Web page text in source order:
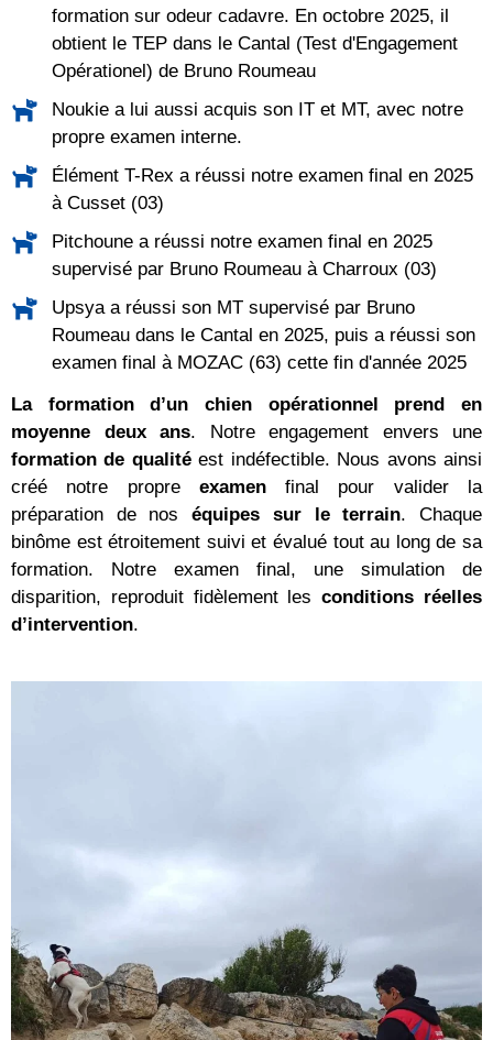
formation sur odeur cadavre. En octobre 2025, il
obtient le TEP dans le Cantal (Test d'Engagement
Opérationel) de Bruno Roumeau
Noukie a lui aussi acquis son IT et MT, avec notre
propre examen interne.
Élément T-Rex a réussi notre examen final en 2025
à Cusset (03)
Pitchoune a réussi notre examen final en 2025
supervisé par Bruno Roumeau à Charroux (03)
Upsya a réussi son MT supervisé par Bruno
Roumeau dans le Cantal en 2025, puis a réussi son
examen final à MOZAC (63) cette fin d'année 2025
La formation d’un chien opérationnel prend en
moyenne deux ans. Notre engagement envers une
formation de qualitéest indéfectible. Nous avons ainsi
créé notre propre examenfinal pour valider la
préparation de noséquipes sur le terrain. Chaque
binôme est étroitement suivi et évalué tout au long de sa
formation. Notre examen final, une simulation de
disparition, reproduit fidèlement lesconditions réelles
d’intervention.